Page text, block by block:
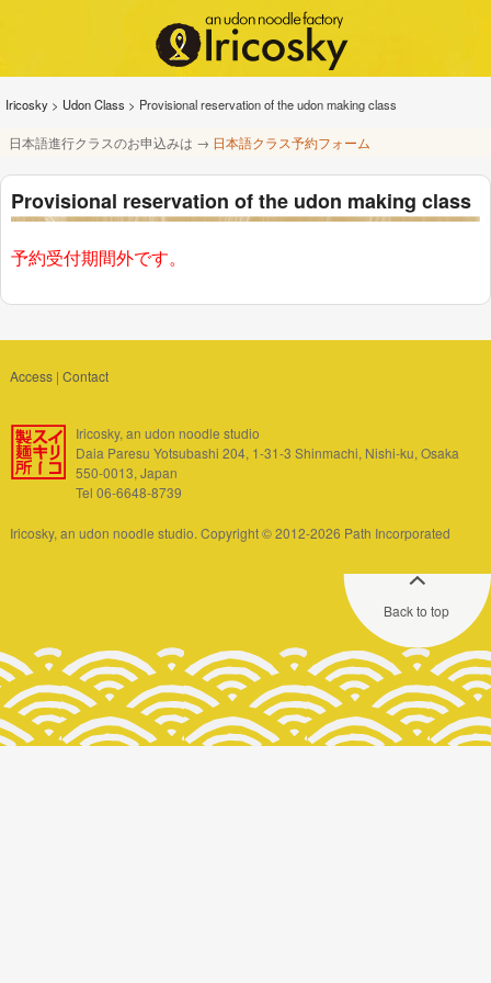
Iricosky > Udon Class > Provisional reservation of the udon making class
日本語進行クラスのお申込みは → 日本語クラス予約フォーム
Provisional reservation of the udon making class
予約受付期間外です。
Access| Contact
Iricosky, an udon noodle studio
Daia Paresu Yotsubashi 204, 1-31-3 Shinmachi, Nishi-ku, Osaka
550-0013, Japan
Tel 06-6648-8739
Iricosky, an udon noodle studio. Copyright © 2012-2026 Path Incorporated
Back to top